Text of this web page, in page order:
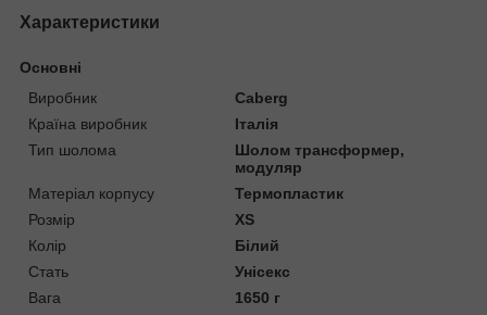
Характеристики
Основні
Виробник
Caberg
Країна виробник
Італія
Тип шолома
Шолом трансформер,
модуляр
Матеріал корпусу
Термопластик
Розмір
XS
Колір
Білий
Стать
Унісекс
Вага
1650 г